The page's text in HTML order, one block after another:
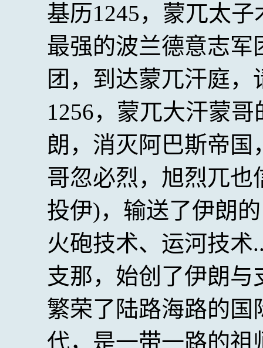
基历1245，蒙兀太
最强的波兰德意志
团，到达蒙兀汗庭
1256，蒙兀大汗蒙
朗，消灭阿巴斯帝
哥忽必烈，旭烈兀
投伊)，输送了伊朗
火砲技术、运河技
支那，始创了伊朗
繁荣了陆路海路的
代，是一带一路的祖